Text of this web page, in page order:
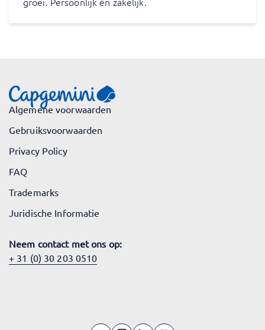
Algemene voorwaarden
Gebruiksvoorwaarden
Privacy Policy
FAQ
Trademarks
Juridische Informatie
Neem contact met ons op:
+ 31 (0) 30 203 0510